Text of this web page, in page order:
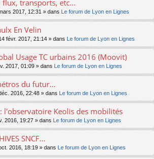
flux, transports, etc...
2017, 12:31 » dans Le forum de Lyon en Lignes
En Velin
févr. 2017, 21:14 » dans Le forum de Lyon en Lignes
Usage TC urbains 2016 (Moovit)
2017, 01:09 » dans Le forum de Lyon en Lignes
du futur...
2016, 22:48 » dans Le forum de Lyon en Lignes
l'observatoire Keolis des mobilités
2016, 19:27 » dans Le forum de Lyon en Lignes
SNCF...
2016, 18:19 » dans Le forum de Lyon en Lignes